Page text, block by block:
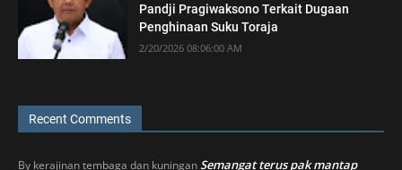
Pandji Pragiwaksono Terkait Dugaan
Penghinaan Suku Toraja
2/20/2026 08:06:00 AM
Recent Comments
By kerajinan tembaga dan kuninganSemangat terus pak mantap